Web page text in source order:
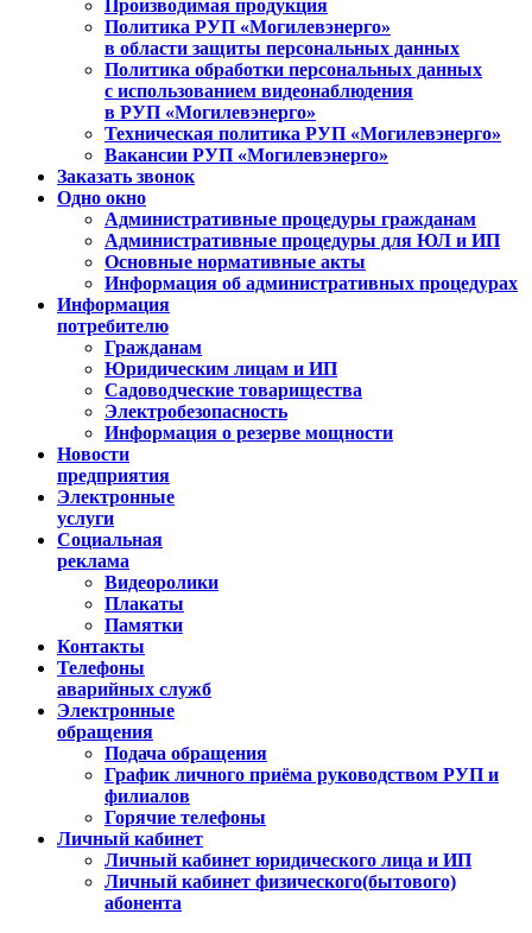
Производимая продукция
Политика РУП «Могилевэнерго»
в области защиты персональных данных
Политика обработки персональных данных
с использованием видеонаблюдения
в РУП «Могилевэнерго»
Техническая политика РУП «Могилевэнерго»
Вакансии РУП «Могилевэнерго»
Заказать звонок
Одно окно
Административные процедуры гражданам
Административные процедуры для ЮЛ и ИП
Основные нормативные акты
Информация об административных процедурах
Информация
потребителю
Гражданам
Юридическим лицам и ИП
Садоводческие товарищества
Электробезопасность
Информация о резерве мощности
Новости
предприятия
Электронные
услуги
Социальная
реклама
Видеоролики
Плакаты
Памятки
Контакты
Телефоны
аварийных служб
Электронные
обращения
Подача обращения
График личного приёма руководством РУП и
филиалов
Горячие телефоны
Личный кабинет
Личный кабинет юридического лица и ИП
Личный кабинет физического(бытового)
абонента